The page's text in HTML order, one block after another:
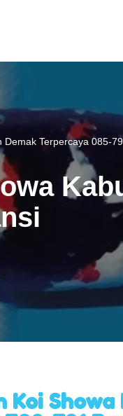
Demak Terpercaya 085-
Koi